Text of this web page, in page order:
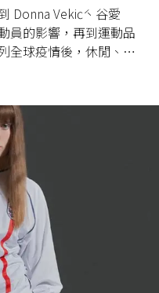
Donna Vekić、谷愛
員的影響，再到運動品
全球疫情後，休閒、舒
。